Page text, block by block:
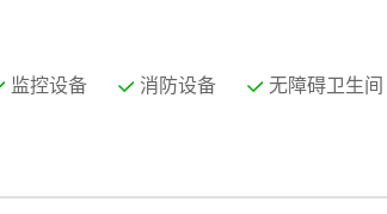
监控设备 消防设备 无障碍卫生间